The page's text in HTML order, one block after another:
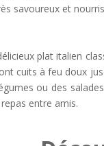
savoureux et
plat italien
cuits à feu doux
ou des
entre amis.